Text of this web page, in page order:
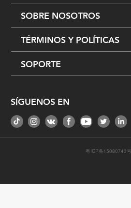
SOBRE NOSOTROS
TÉRMINOS Y POLÍTICAS
SOPORTE
SÍGUENOS EN
粤ICP备15080743号